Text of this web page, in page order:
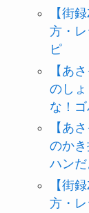
【街
方・
ピ
【あ
のし
な！
【あ
のか
ハンだ
【街
方・